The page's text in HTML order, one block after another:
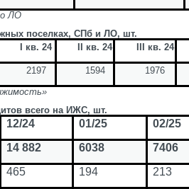
ЛО
поселках, СПб и ЛО, шт.
кв. 24 кв. 24 кв. 24
2197 1594 1976
всего на ИЖС, шт.
12/24 01/25 02/25
14 882 6038 7406
465 194 213